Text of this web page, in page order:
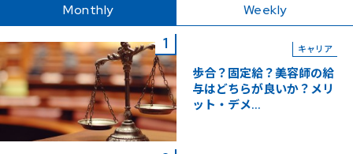
Monthly Weekly
キャリア
歩合？固定給？美容師の給
与はどちらが良いか？メリ
ット・デメ...